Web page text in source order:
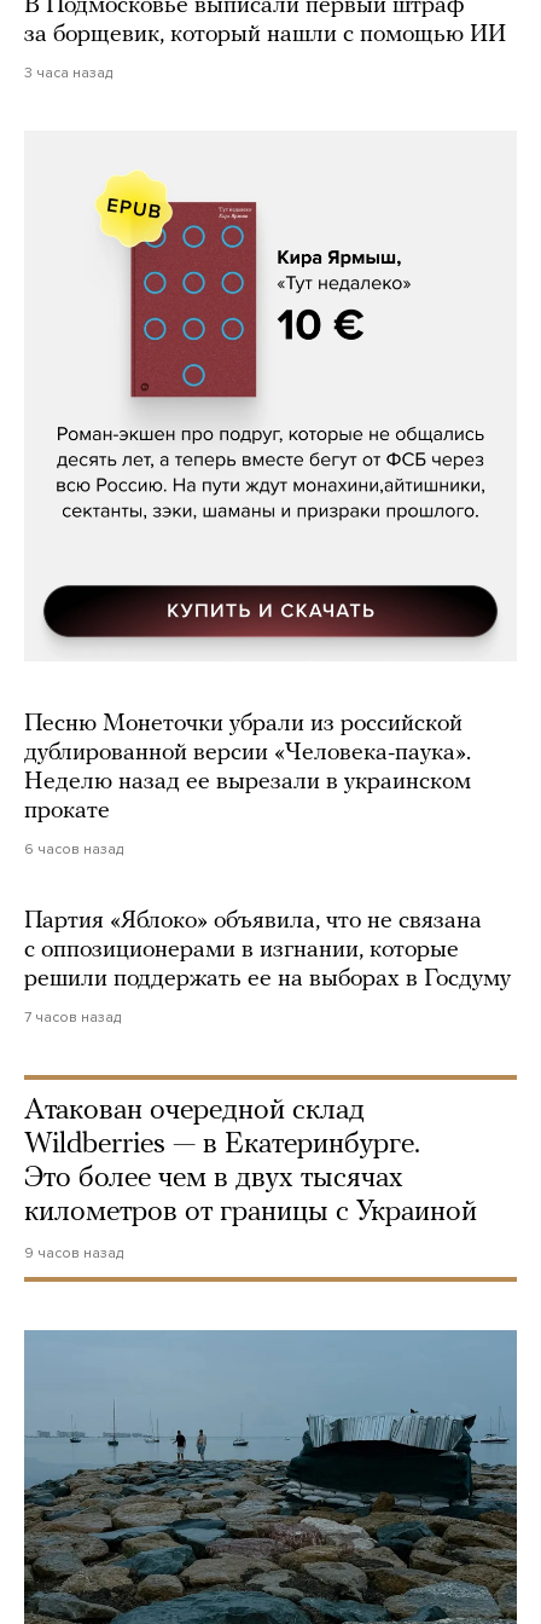
В Подмосковье выписали первый штраф
за борщевик, который нашли с помощью ИИ
3 часа назад
Кира Ярмыш, «Тут недалеко»
Песню Монеточки убрали из российской
дублированной версии «Человека-паука».
Неделю назад ее вырезали в украинском
прокате
6 часов назад
Партия «Яблоко» объявила, что не связана
с оппозиционерами в изгнании, которые
решили поддержать ее на выборах в Госдуму
7 часов назад
Атакован очередной склад
Wildberries — в Екатеринбурге.
Это более чем в двух тысячах
километров от границы с Украиной
9 часов назад